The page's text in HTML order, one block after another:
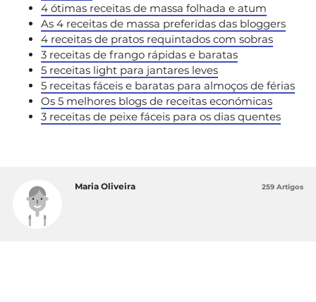
4 ótimas receitas de massa folhada e atum
As 4 receitas de massa preferidas das bloggers
4 receitas de pratos requintados com sobras
3 receitas de frango rápidas e baratas
5 receitas light para jantares leves
5 receitas fáceis e baratas para almoços de férias
Os 5 melhores blogs de receitas económicas
3 receitas de peixe fáceis para os dias quentes
Maria Oliveira 259 Artigos